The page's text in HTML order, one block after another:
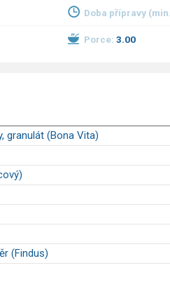
Doba přípravy
Porce: 3.00
granulát (Bona Vita)
(Findus)